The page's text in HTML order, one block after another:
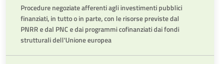
Procedure negoziate afferenti agli investimenti pubblici
finanziati, in tutto o in parte, con le risorse previste dal
PNRR e dal PNC e dai programmi cofinanziati dai fondi
strutturali dell'Unione europea